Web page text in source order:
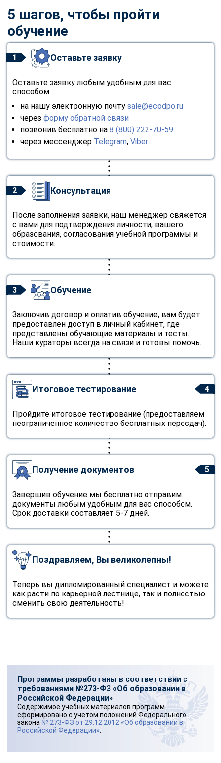
5 шагов, чтобы пройти
обучение
1 Оставьте заявку
Оставьте заявку любым удобным для вас
способом:
на нашу электронную почту sale@ecodpo.ru
через форму обратной связи
позвонив бесплатно на 8 (800) 222-70-59
через мессенджер Telegram, Viber
2 Консультация
После заполнения заявки, наш менеджер свяжется
с вами для подтверждения личности, вашего
образования, согласования учебной программы и
стоимости.
3 Обучение
Заключив договор и оплатив обучение, вам будет
предоставлен доступ в личный кабинет, где
представлены обучающие материалы и тесты.
Наши кураторы всегда на связи и готовы помочь.
4
Итоговое тестирование
Пройдите итоговое тестирование (предоставляем
неограниченное количество бесплатных пересдач).
5
Получение документов
Завершив обучение мы бесплатно отправим
документы любым удобным для вас способом.
Срок доставки составляет 5-7 дней.
Поздравляем, Вы великолепны!
Теперь вы дипломированный специалист и можете
как расти по карьерной лестнице, так и полностью
сменить свою деятельность!
Программы разработаны в соответствии с
требованиями №273-ФЗ «Об образовании в
Российской Федерации»
Содержимое учебных материалов программ
сформировано с учетом положений Федерального
закона № 273-ФЗ от 29.12.2012 «Об образовании в
Российской Федерации»